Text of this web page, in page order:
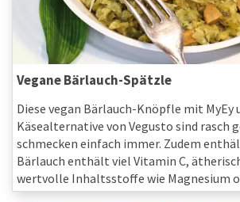
Vegane Bärlauch-Spätzle
Diese vegan Bärlauch-Knöpfle mit MyEy
Käsealternative von Vegusto sind rasch
schmecken einfach immer. Zudem
Bärlauch enthält viel Vitamin C,
wertvolle Inhaltsstoffe wie Magnesium